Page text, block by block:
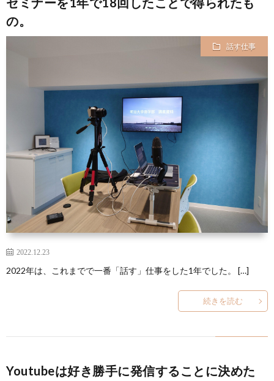
の。
話す仕事
2022.12.23
2022年は、これまでで一番「話す」仕事をした1年でした。 […]
続きを読む
Youtubeは好き勝手に発信することに決めた